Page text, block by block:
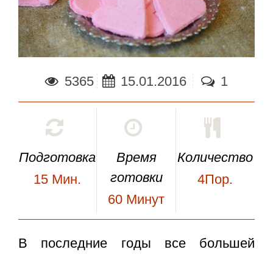
5365 15.01.2016 1
Подготовка
15 Мин.
Время
готовки
60 Минут
Количество
4Пор.
В последние годы все большей